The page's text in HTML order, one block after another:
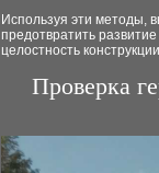
Используя эти методы,
предотвратить
целостность
Проверка